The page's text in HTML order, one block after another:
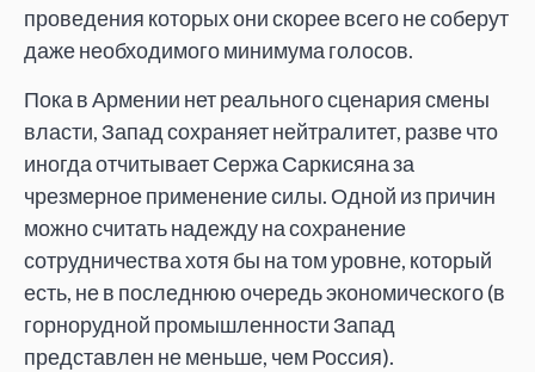
проведения которых они скорее всего не соберут
даже необходимого минимума голосов.
Пока в Армении нет реального сценария смены
власти, Запад сохраняет нейтралитет, разве что
иногда отчитывает Сержа Саркисяна за
чрезмерное применение силы. Одной из причин
можно считать надежду на сохранение
сотрудничества хотя бы на том уровне, который
есть, не в последнюю очередь экономического (в
горнорудной промышленности Запад
представлен не меньше, чем Россия).